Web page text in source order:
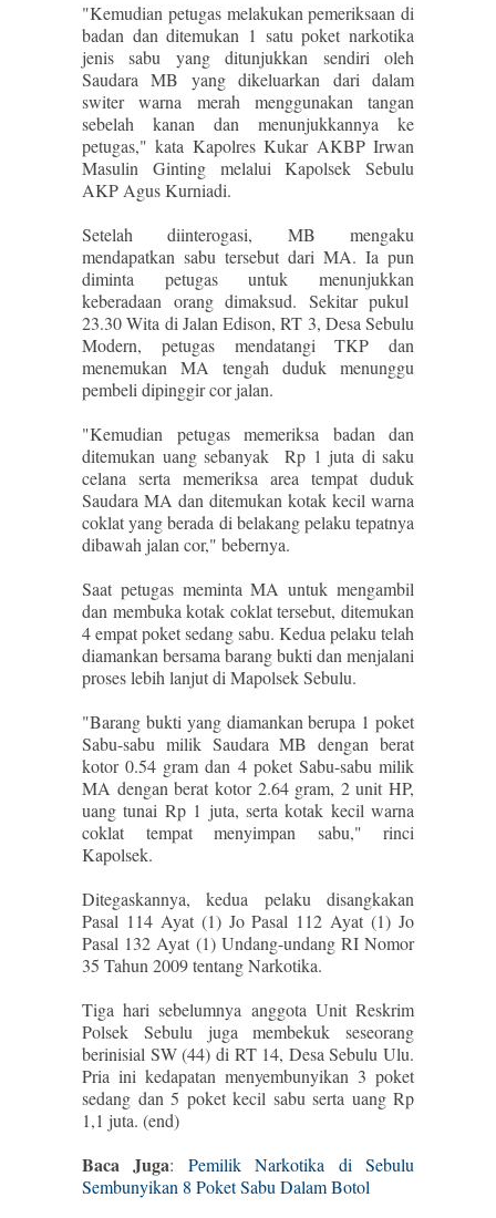
"Kemudian petugas melakukan pemeriksaan di
badan dan ditemukan 1 satu poket narkotika
jenis sabu yang ditunjukkan sendiri oleh
Saudara MB yang dikeluarkan dari dalam
switer warna merah menggunakan tangan
sebelah kanan dan menunjukkannya ke
petugas," kata Kapolres Kukar AKBP Irwan
Masulin Ginting melalui Kapolsek Sebulu
AKP Agus Kurniadi.
Setelah diinterogasi, MB mengaku
mendapatkan sabu tersebut dari MA. Ia pun
diminta petugas untuk menunjukkan
keberadaan orang dimaksud. Sekitar pukul
23.30 Wita di Jalan Edison, RT 3, Desa Sebulu
Modern, petugas mendatangi TKP dan
menemukan MA tengah duduk menunggu
pembeli dipinggir cor jalan.
"Kemudian petugas memeriksa badan dan
ditemukan uang sebanyak Rp 1 juta di saku
celana serta memeriksa area tempat duduk
Saudara MA dan ditemukan kotak kecil warna
coklat yang berada di belakang pelaku tepatnya
dibawah jalan cor," bebernya.
Saat petugas meminta MA untuk mengambil
dan membuka kotak coklat tersebut, ditemukan
4 empat poket sedang sabu. Kedua pelaku telah
diamankan bersama barang bukti dan menjalani
proses lebih lanjut di Mapolsek Sebulu.
"Barang bukti yang diamankan berupa 1 poket
Sabu-sabu milik Saudara MB dengan berat
kotor 0.54 gram dan 4 poket Sabu-sabu milik
MA dengan berat kotor 2.64 gram, 2 unit HP,
uang tunai Rp 1 juta, serta kotak kecil warna
coklat tempat menyimpan sabu," rinci
Kapolsek.
Ditegaskannya, kedua pelaku disangkakan
Pasal 114 Ayat (1) Jo Pasal 112 Ayat (1) Jo
Pasal 132 Ayat (1) Undang-undang RI Nomor
35 Tahun 2009 tentang Narkotika.
Tiga hari sebelumnya anggota Unit Reskrim
Polsek Sebulu juga membekuk seseorang
berinisial SW (44) di RT 14, Desa Sebulu Ulu.
Pria ini kedapatan menyembunyikan 3 poket
sedang dan 5 poket kecil sabu serta uang Rp
1,1 juta. (end)
Baca Juga: Pemilik Narkotika di Sebulu
Sembunyikan 8 Poket Sabu Dalam Botol